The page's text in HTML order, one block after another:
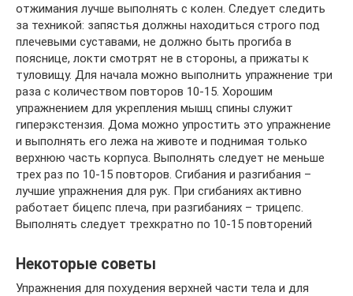
отжимания лучше выполнять с колен. Следует следить
за техникой: запястья должны находиться строго под
плечевыми суставами, не должно быть прогиба в
пояснице, локти смотрят не в стороны, а прижаты к
туловищу. Для начала можно выполнить упражнение три
раза с количеством повторов 10-15. Хорошим
упражнением для укрепления мышц спины служит
гиперэкстензия. Дома можно упростить это упражнение
и выполнять его лежа на животе и поднимая только
верхнюю часть корпуса. Выполнять следует не меньше
трех раз по 10-15 повторов. Сгибания и разгибания –
лучшие упражнения для рук. При сгибаниях активно
работает бицепс плеча, при разгибаниях – трицепс.
Выполнять следует трехкратно по 10-15 повторений
Некоторые советы
Упражнения для похудения верхней части тела и для